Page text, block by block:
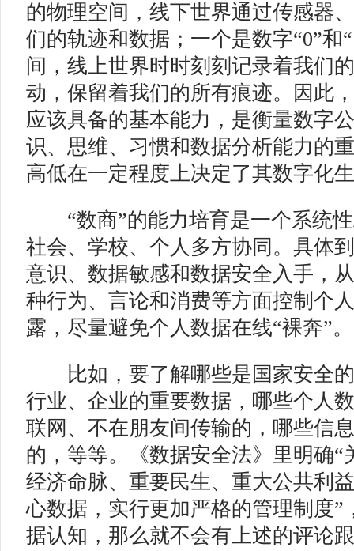
的物理空间，线下世界通过传感器
们的轨迹和数据；一个是数字“0”和
间，线上世界时时刻刻记录着我们
动，保留着我们的所有痕迹。因此
应该具备的基本能力，是衡量数字
识、思维、习惯和数据分析能力的
高低在一定程度上决定了其数字化
“数商”的能力培育是一个系统性
社会、学校、个人多方协同。具体
意识、数据敏感和数据安全入手，
种行为、言论和消费等方面控制个
露，尽量避免个人数据在线“裸奔”。
比如，要了解哪些是国家安全的
行业、企业的重要数据，哪些个人
联网、不在朋友间传输的，哪些信
的，等等。《数据安全法》里明确“
经济命脉、重要民生、重大公共利
心数据，实行更加严格的管理制度”
据认知，那么就不会有上述的评论